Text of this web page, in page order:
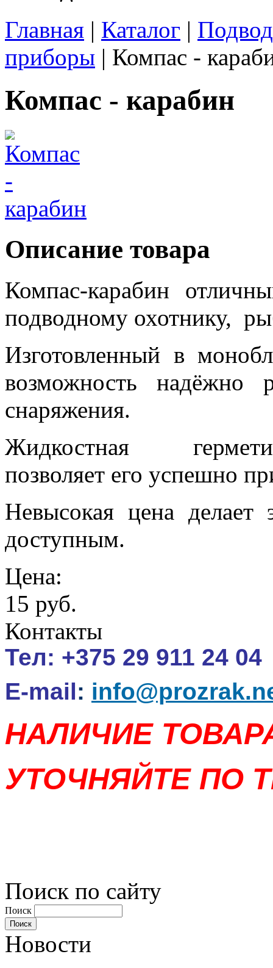
Главная | Каталог |
приборы | Компас -
Компас - карабин
Описание товара
Компас-карабин
подводному охотнику,
Изготовленный в
возможность надёжно
снаряжения.
Жидкостная
позволяет его успешно
Невысокая цена делает
доступным.
Цена:
15 руб.
Контакты
Тел: +375 29 911 24 04
E-mail:
НАЛИЧИЕ
УТОЧНЯЙТЕ ПО
Поиск по сайту
Поиск
Новости